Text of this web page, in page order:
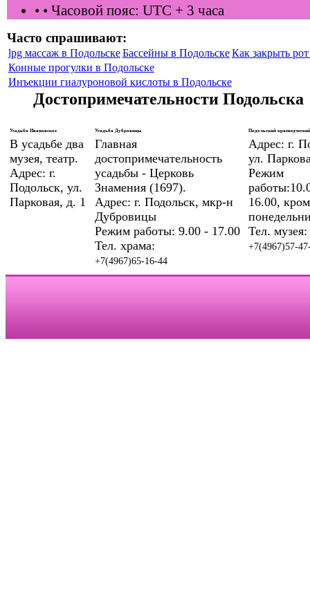
• • Часовой пояс: UTC + 3 часа
Часто спрашивают:
lpg массаж в Подольске Бассейны в ПодольскеКак закрыть
Конные прогулки в Подольске
Инъекции гиалуроновой кислоты в Подольске
Достопримечательности Подольска
Усадьба Ивановское
В усадьбе два
музея, театр.
Адрес: г.
Подольск, ул.
Парковая, д. 1
Усадьба Дубровицы
Главная
достопримечательность
усадьбы - Церковь
Знамения (1697).
Адрес: г. Подольск, мкр-н
Дубровицы
Режим работы: 9.00 - 17.00
Тел. храма:
+7(4967)65-16-44
Подольский
Адрес: г.
ул.
Режим
16.00,
Тел. музея:
+7(4967)57-